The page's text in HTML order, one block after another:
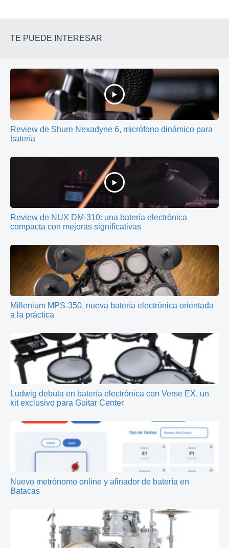
TE PUEDE INTERESAR
Review de Shure Nexadyne 6, micrófono dinámico para
batería
Review de NUX DM-310: una batería electrónica
compacta con mejoras significativas
Millenium MPS-350, nueva batería electrónica orientada
a la práctica
Ludwig debuta en batería electrónica con Verse EX, un
kit exclusivo para Guitar Center
Nuevo metrónomo online y afinador de batería en
Batacas